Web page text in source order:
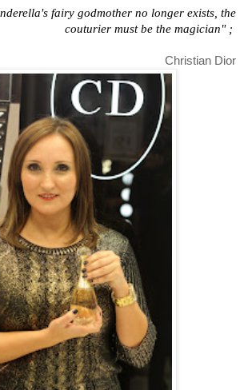
fairy godmother no longer exists, the
couturier must be the magician" ;
Christian Dior